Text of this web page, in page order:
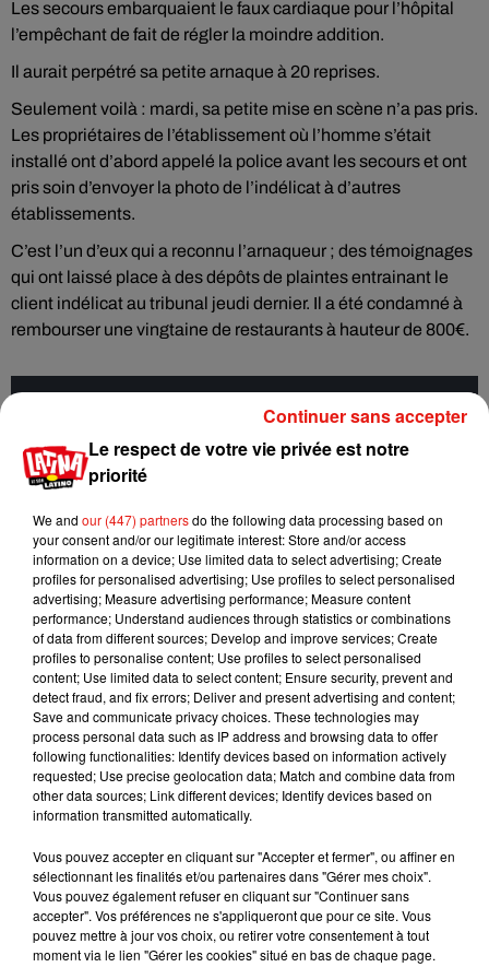
Les secours embarquaient le faux cardiaque pour l’hôpital
l’empêchant de fait de régler la moindre addition.
Il aurait perpétré sa petite arnaque à 20 reprises.
Seulement voilà : mardi, sa petite mise en scène n’a pas pris.
Les propriétaires de l’établissement où l’homme s’était
installé ont d’abord appelé la police avant les secours et ont
pris soin d’envoyer la photo de l’indélicat à d’autres
établissements.
C’est l’un d’eux qui a reconnu l’arnaqueur ; des témoignages
qui ont laissé place à des dépôts de plaintes entrainant le
client indélicat au tribunal jeudi dernier. Il a été condamné à
rembourser une vingtaine de restaurants à hauteur de 800€.
Cet élément est masqué compte-tenu du refus du
souhaitez l'afficher, merci de nous donner votre accord
Afficher l'élément
Musique
6 août 2026
Karol G dévoile la tracklist de son nouvel
album… avec des invités...
5 août 2026
Benny Blanco invite Selena Gomez et
Becky G sur son nouveau single
Le respect de votre vie privée est notre
priorité
We and our (447) partnersdo the following data processing based on
your consent and/or our legitimate interest: Store and/or access
information on a device; Use limited data to select advertising; Create
profiles for personalised advertising; Use profiles to select personalised
advertising; Measure advertising performance; Measure content
performance; Understand audiences through statistics or combinations
of data from different sources; Develop and improve services; Create
profiles to personalise content; Use profiles to select personalised
content; Use limited data to select content; Ensure security, prevent and
detect fraud, and fix errors; Deliver and present advertising and content;
Save and communicate privacy choices. These technologies may
process personal data such as IP address and browsing data to offer
following functionalities: Identify devices based on information actively
requested; Use precise geolocation data; Match and combine data from
other data sources; Link different devices; Identify devices based on
information transmitted automatically.
Vous pouvez accepter en cliquant sur "Accepter et fermer", ou affiner en
sélectionnant les finalités et/ou partenaires dans "Gérer mes choix".
Vous pouvez également refuser en cliquant sur "Continuer sans
accepter". Vos préférences ne s'appliqueront que pour ce site. Vous
pouvez mettre à jour vos choix, ou retirer votre consentement à tout
moment via le lien "Gérer les cookies" situé en bas de chaque page.
Continuer sans accepter